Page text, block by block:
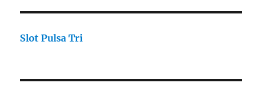
Slot Pulsa Tri